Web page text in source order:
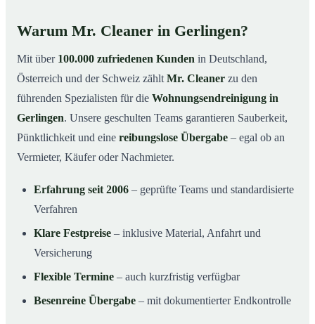
Warum Mr. Cleaner in Gerlingen?
Mit über 100.000 zufriedenen Kunden in Deutschland,
Österreich und der Schweiz zählt Mr. Cleaner zu den
führenden Spezialisten für die Wohnungsendreinigung in
Gerlingen. Unsere geschulten Teams garantieren Sauberkeit,
Pünktlichkeit und eine reibungslose Übergabe – egal ob an
Vermieter, Käufer oder Nachmieter.
Erfahrung seit 2006 – geprüfte Teams und standardisierte
Verfahren
Klare Festpreise – inklusive Material, Anfahrt und
Versicherung
Flexible Termine – auch kurzfristig verfügbar
Besenreine Übergabe – mit dokumentierter Endkontrolle